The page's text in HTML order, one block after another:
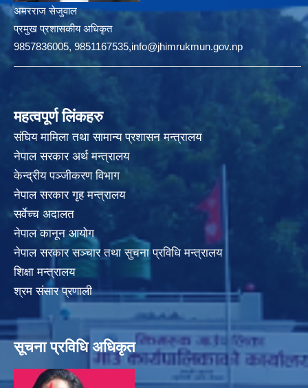
अमरराज सेजुवाल
प्रमुख प्रशासकीय अधिकृत
9857836005, 9851167535,info@jhimrukmun.gov.np
महत्वपूर्ण लिंकहरु
संघिय मामिला तथा सामान्य प्रशासन मन्त्रालय
नेपाल सरकार अर्थ मन्त्रालय
केन्द्रीय पञ्जीकरण विभाग
नेपाल सरकार गृह मन्त्रालय
सर्वेच्च अदालत
नेपाल कानून आयोग
नेपाल सरकार सञ्चार तथा सुचना प्रविधि मन्त्रालय
शिक्षा मन्त्रालय
श्रम संसार प्रणाली
सूचना प्रविधि अधिकृत